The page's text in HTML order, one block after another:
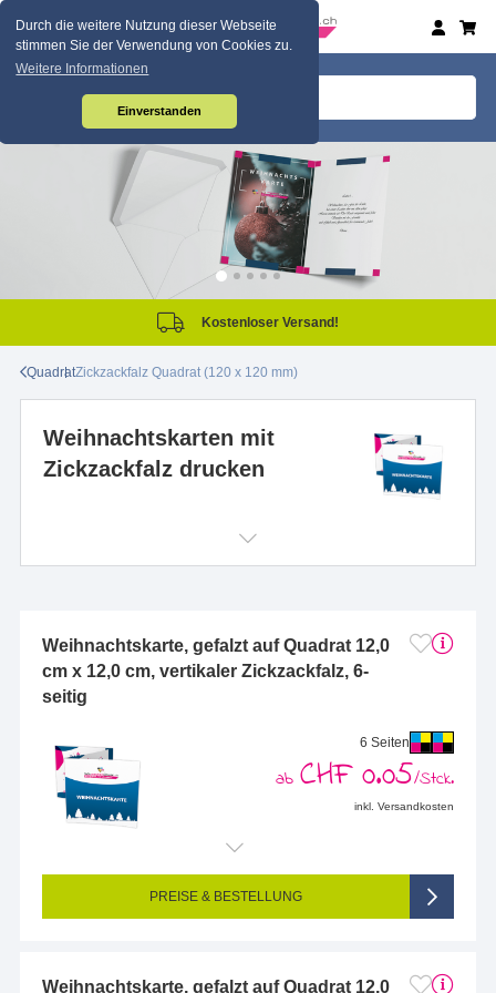
Durch die weitere Nutzung dieser Webseite
stimmen Sie der Verwendung von Cookies zu.
Weitere Informationen
Einverstanden
Kostenloser Versand!
QuadratZickzackfalz Quadrat (120 x 120 mm)
Weihnachtskarten mit
Zickzackfalz drucken
Weihnachtskarte, gefalzt auf Quadrat 12,0
cm x 12,0 cm, vertikaler Zickzackfalz, 6-
seitig
6 Seiten
ab CHF 0.05/Stck.
inkl. Versandkosten
Endformat (bedruckte Fläche): 360 x 120 mm
Seitigkeit: 6-seitig (Vorderseite und Rückseite bedruckt)
4/4-farbig CMYK (vollfarbig bedruckt)
PREISE & BESTELLUNG
Weihnachtskarte, gefalzt auf Quadrat 12,0